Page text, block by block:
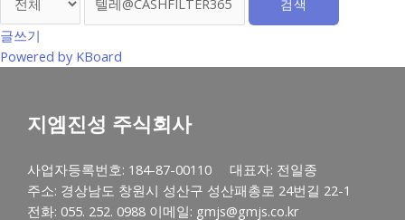
검색
글쓰기
Powered by KBoard
지엠진성 주식회사
사업자등록번호: 184-87-00110 대표자: 전일종
주소: 경상남도 창원시 성산구 성산패총로 24번길 22-1
전화: 055. 252. 0988 이메일: gmjs@gmjs.co.kr